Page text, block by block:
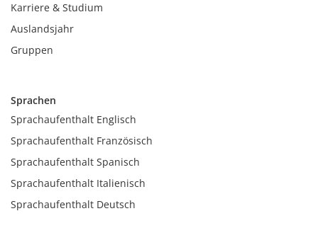
Karriere & Studium
Auslandsjahr
Gruppen
Sprachen
Sprachaufenthalt Englisch
Sprachaufenthalt Französisch
Sprachaufenthalt Spanisch
Sprachaufenthalt Italienisch
Sprachaufenthalt Deutsch